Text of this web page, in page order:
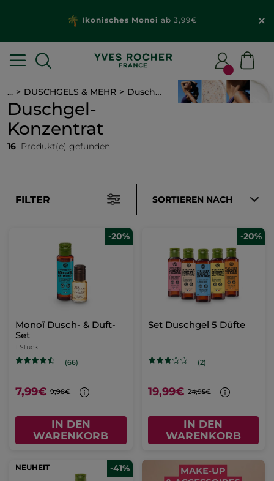
Ikonisches Monoi ab 3,99€
... DUSCHGELS & MEHR Duschgel-Konzentrat
Duschgel-
Konzentrat
16 Produkt(e) gefunden
FILTER SORTIEREN NACH
-20%
Monoï Dusch- & Duft-
Set
1 Stück
(66)
7,99€ 9,98€
IN DEN
WARENKORB
-20%
Set Duschgel 5 Düfte
(2)
19,99€ 24,95€
IN DEN
WARENKORB
NEUHEIT -41%